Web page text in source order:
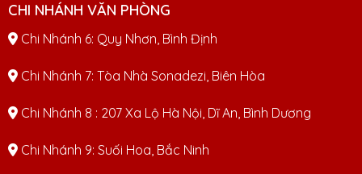
CHI NHÁNH VĂN PHÒNG
Chi Nhánh 6: Quy Nhơn, Bình Định
Chi Nhánh 7: Tòa Nhà Sonadezi, Biên Hòa
Chi Nhánh 8 : 207 Xa Lộ Hà Nội, Dĩ An, Bình Dương
Chi Nhánh 9: Suối Hoa, Bắc Ninh